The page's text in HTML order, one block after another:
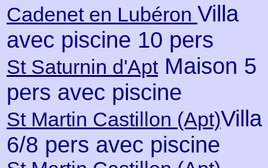
Cadenet en Lubéron Villa
avec piscine 10 pers
St Saturnin d'AptMaison 5
pers avec piscine
St Martin Castillon (Apt)Villa
6/8 pers avec piscine